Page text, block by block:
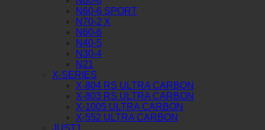
N60-6 SPORT
N70-2 X
N60-6
N40-5
N30-4
N21
X-SERIES
X-804 RS ULTRA CARBON
X-803 RS ULTRA CARBON
X-1005 ULTRA CARBON
X-552 ULTRA CARBON
JUST1